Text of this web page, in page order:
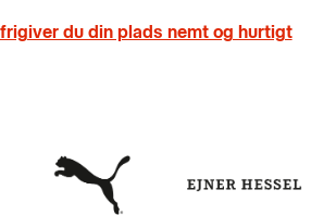
du din plads nemt og hurtigt